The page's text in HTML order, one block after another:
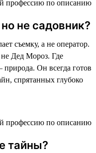
не садовник?
съемку, а не оператор.
Дед Мороз. Где
Он всегда готов
спрятанных глубоко
тайны?